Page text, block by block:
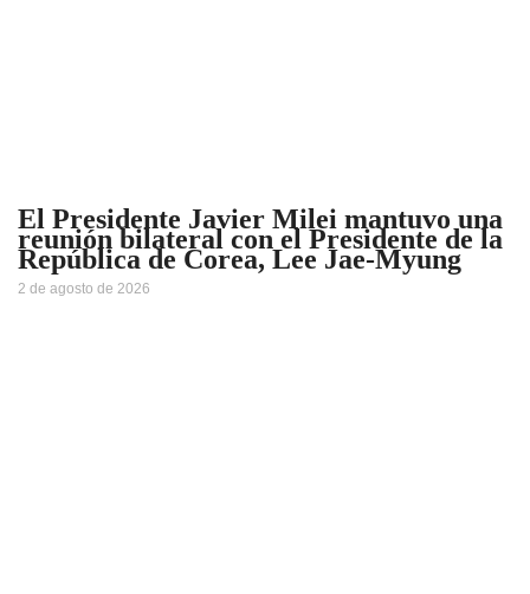
El Presidente Javier Milei mantuvo una
reunión bilateral con el Presidente de la
República de Corea, Lee Jae-Myung
2 de agosto de 2026